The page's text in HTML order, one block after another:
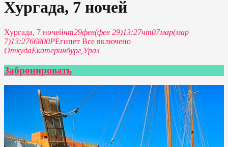
Хургада, 7 ночей
Хургада, 7 ночейчт29фев(фев 29)13:27чт07мар(мар
7)13:2766800РЕгипет Все включено
ОткудаЕкатеринбург, Урал
Забронировать